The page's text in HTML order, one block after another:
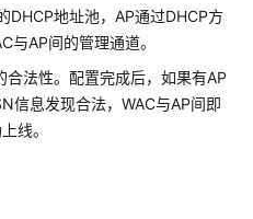
DHCP地址池，AP通过DHCP方
与AP间的管理通道。
合法性。配置完成后，如果有AP
信息发现合法，WAC与AP间即
线。